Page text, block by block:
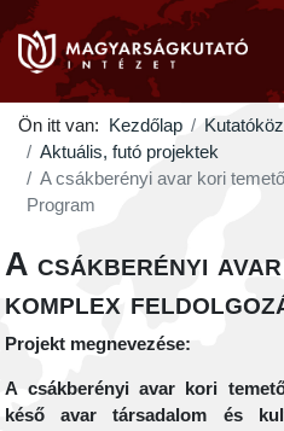
Ön itt van: Kezdőlap
Aktuális, futó projektek
A csákberényi avar kori
Program
A csákberényi
komplex
Projekt megnevezése:
A csákberényi avar kori
késő avar társadalom és